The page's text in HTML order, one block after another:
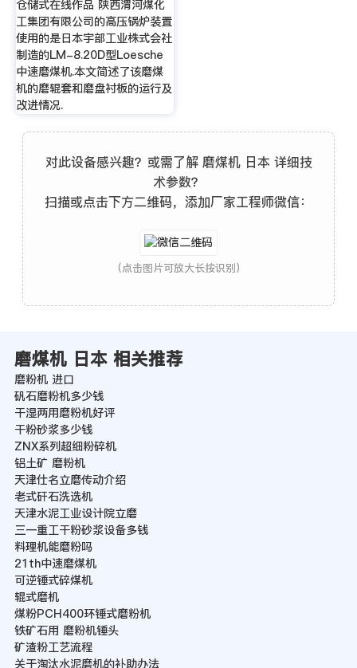
仓储式在线作品 陕西渭河煤化
工集团有限公司的高压锅炉装置
使用的是日本宇部工业株式会社
制造的LM-8.20D型Loesche
中速磨煤机.本文简述了该磨煤
机的磨辊套和磨盘衬板的运行及
改进情况.
对此设备感兴趣？或需了解 磨煤机 日本 详细技
术参数？
扫描或点击下方二维码，添加厂家工程师微信：
(点击图片可放大长按识别)
磨煤机 日本 相关推荐
磨粉机 进口
矾石磨粉机多少钱
干湿两用磨粉机好评
干粉砂浆多少钱
ZNX系列超细粉碎机
铝土矿 磨粉机
天津仕名立磨传动介绍
老式矸石洗选机
天津水泥工业设计院立磨
三一重工干粉砂浆设备多钱
料理机能磨粉吗
21th中速磨煤机
可逆锤式碎煤机
辊式磨机
煤粉PCH400环锤式磨粉机
铁矿石用 磨粉机锤头
矿渣粉工艺流程
关于淘汰水泥磨机的补助办法